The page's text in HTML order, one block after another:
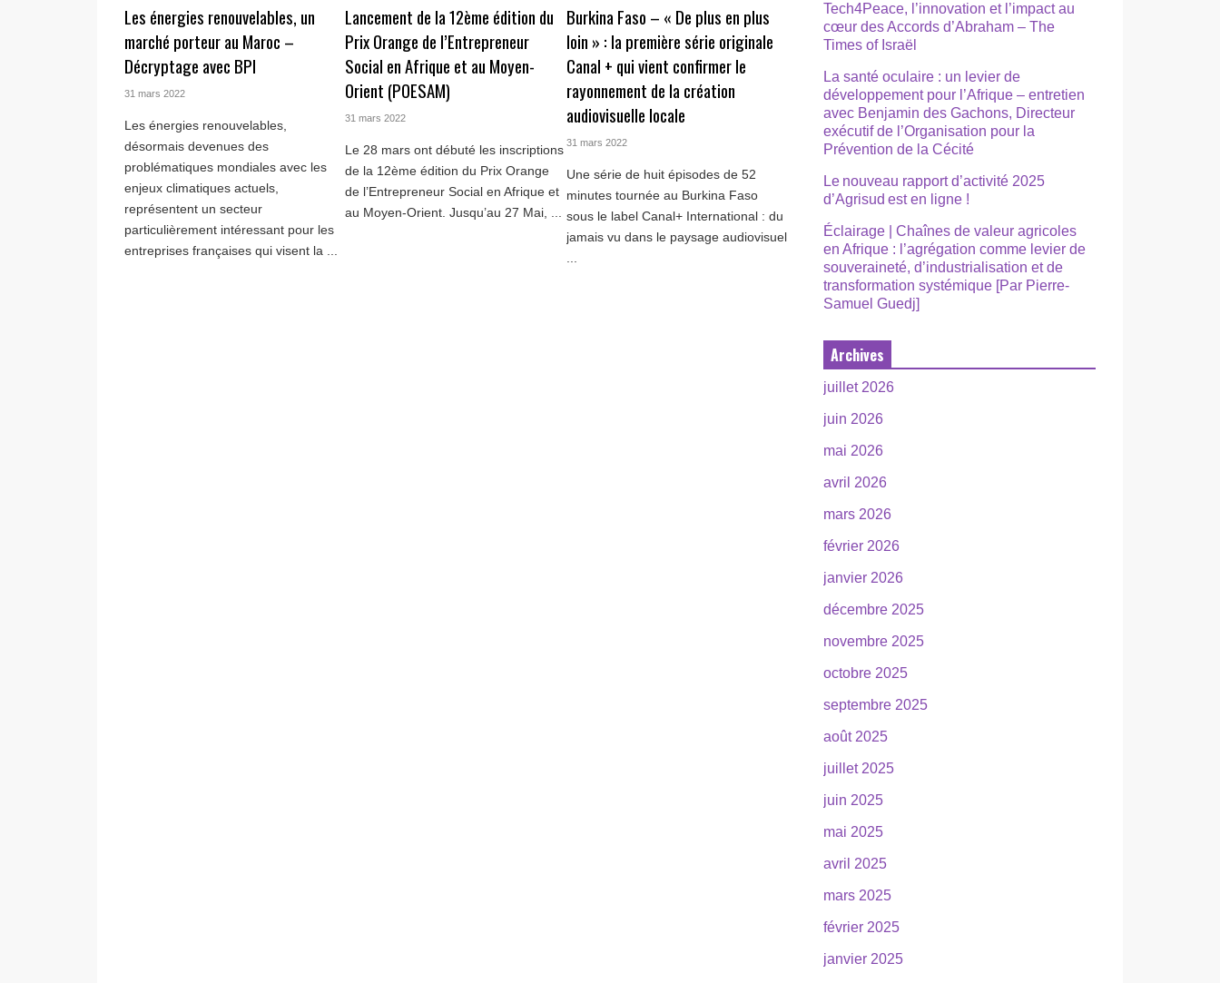
Les énergies renouvelables, un
marché porteur au Maroc –
Décryptage avec BPI
31 mars 2022
Les énergies renouvelables,
désormais devenues des
problématiques mondiales avec les
enjeux climatiques actuels,
représentent un secteur
particulièrement intéressant pour les
entreprises françaises qui visent la ...
Lancement de la 12ème édition du
Prix Orange de l’Entrepreneur
Social en Afrique et au Moyen-
Orient (POESAM)
31 mars 2022
Le 28 mars ont débuté les inscriptions
de la 12ème édition du Prix Orange
de l’Entrepreneur Social en Afrique et
au Moyen-Orient. Jusqu’au 27 Mai, ...
Burkina Faso – « De plus en plus
loin » : la première série originale
Canal + qui vient confirmer le
rayonnement de la création
audiovisuelle locale
31 mars 2022
Une série de huit épisodes de 52
minutes tournée au Burkina Faso
sous le label Canal+ International : du
jamais vu dans le paysage audiovisuel
Tech4Peace, l’innovation et l’impact au
cœur des Accords d’Abraham – The
Times of Israël
La santé oculaire : un levier de
développement pour l’Afrique – entretien
avec Benjamin des Gachons, Directeur
exécutif de l’Organisation pour la
Prévention de la Cécité
Le nouveau rapport d’activité 2025
d’Agrisud est en ligne !
Éclairage | Chaînes de valeur agricoles
en Afrique : l’agrégation comme levier de
souveraineté, d’industrialisation et de
transformation systémique [Par Pierre-
Samuel Guedj]
Archives
juillet 2026
juin 2026
mai 2026
avril 2026
mars 2026
février 2026
janvier 2026
décembre 2025
novembre 2025
octobre 2025
septembre 2025
août 2025
juillet 2025
juin 2025
mai 2025
avril 2025
mars 2025
février 2025
janvier 2025